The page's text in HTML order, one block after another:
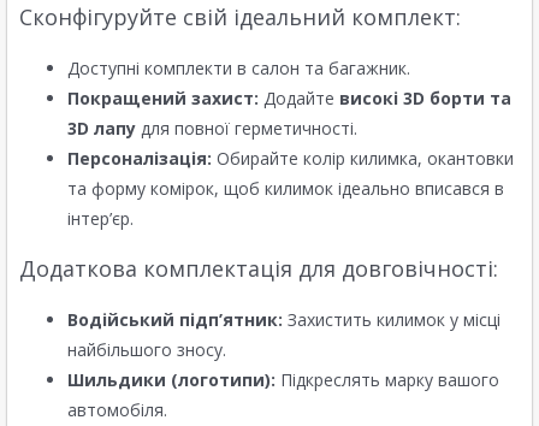
Сконфігуруйте свій ідеальний комплект:
Доступні комплекти в салон та багажник.
Покращений захист: Додайте високі 3D борти та
3D лапу для повної герметичності.
Персоналізація: Обирайте колір килимка, окантовки
та форму комірок, щоб килимок ідеально вписався в
інтер’єр.
Додаткова комплектація для довговічності:
Водійський підп’ятник: Захистить килимок у місці
найбільшого зносу.
Шильдики (логотипи): Підкреслять марку вашого
автомобіля.